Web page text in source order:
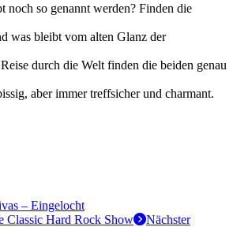
noch so genannt werden? Finden die
was bleibt vom alten Glanz der
durch die Welt finden die beiden genau
aber immer treffsicher und charmant.
– Eingelocht
Classic Hard Rock Show
Nächster